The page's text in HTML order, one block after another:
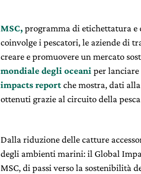
MSC,programma di etichettatura
coinvolge i pescatori, le aziende di
creare e promuovere un mercato
mondiale degli oceani per lanciare
impacts reportche mostra, dati
ottenuti grazie al circuito della
Dalla riduzione delle catture
degli ambienti marini: il Global
MSC, di passi verso la sostenibilità